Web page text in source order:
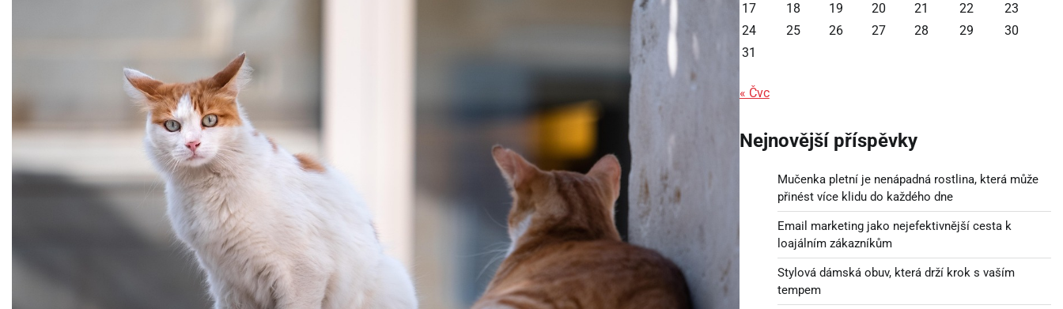
17
18 19 20 21 22
23
24
25 26 27 28 29
30
31
« Čvc
Nejnovější příspěvky
Mučenka pletní je nenápadná rostlina, která může
přinést více klidu do každého dne
Email marketing jako nejefektivnější cesta k
loajálním zákazníkům
Stylová dámská obuv, která drží krok s vaším
tempem